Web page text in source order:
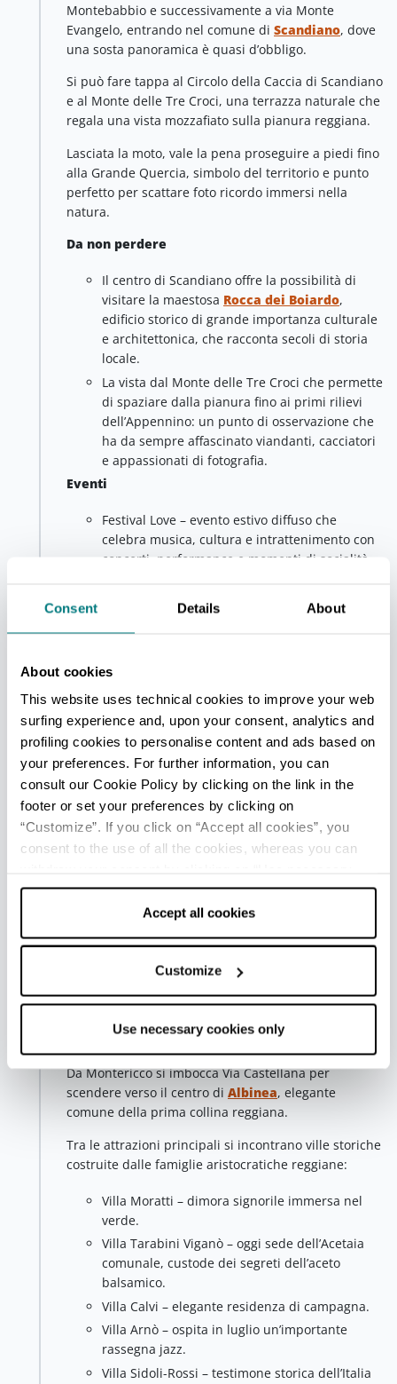
Consent Details About
About cookies
This website uses technical cookies to improve your web
surfing experience and, upon your consent, analytics and
profiling cookies to personalise content and ads based on
your preferences. For further information, you can
consult our Cookie Policy by clicking on the link in the
footer or set your preferences by clicking on
“Customize”. If you click on “Accept all cookies”, you
consent to the use of all the cookies, whereas you can
cookies only” and only the technical cookies for the
correct functioning of the website will be used.
Accept all cookies
Customize
Use necessary cookies only
Montebabbio e successivamente a via Monte
Evangelo, entrando nel comune di Scandiano, dove
una sosta panoramica è quasi d’obbligo.
Si può fare tappa al Circolo della Caccia di Scandiano
e al Monte delle Tre Croci, una terrazza naturale che
regala una vista mozzafiato sulla pianura reggiana.
Lasciata la moto, vale la pena proseguire a piedi fino
alla Grande Quercia, simbolo del territorio e punto
perfetto per scattare foto ricordo immersi nella
natura.
Da non perdere
Il centro di Scandiano offre la possibilità di
visitare la maestosa Rocca dei Boiardo,
edificio storico di grande importanza culturale
e architettonica, che racconta secoli di storia
locale.
La vista dal Monte delle Tre Croci che permette
di spaziare dalla pianura fino ai primi rilievi
dell’Appennino: un punto di osservazione che
ha da sempre affascinato viandanti, cacciatori
e appassionati di fotografia.
Eventi
Festival Love – evento estivo diffuso che
celebra musica, cultura e intrattenimento con
concerti, performance e momenti di socialità
Scandiano dei Fiori – manifestazione
tradizionale di marzo con stand gastronomici,
prodotti locali, attrazioni e spettacoli per tutta
la famiglia.
Info utili
Durante la discesa verso il centro di Scandiano
prestare attenzione, soprattutto nei tornanti della
frazione di Ventoso: la strada offre curve
panoramiche, ma richiede guida attenta per godersi
Quinta tappa - Albinea
Superato l’abitato di Borzano, si svolta su Via
dell’Uliveto e si raggiunge la frazione di Montericco,
dove si aprono scorci suggestivi tra lavandeti
profumati, antiche acetaie e la caratteristica chiesa,
prima in Italia dedicata alla Madonna di Lourdes.
Da Montericco si imbocca Via Castellana per
scendere verso il centro di Albinea, elegante
comune della prima collina reggiana.
Tra le attrazioni principali si incontrano ville storiche
costruite dalle famiglie aristocratiche reggiane:
Villa Moratti – dimora signorile immersa nel
verde.
Villa Tarabini Viganò – oggi sede dell’Acetaia
comunale, custode dei segreti dell’aceto
balsamico.
Villa Calvi – elegante residenza di campagna.
Villa Arnò – ospita in luglio un’importante
rassegna jazz.
Villa Sidoli-Rossi – testimone storica dell’Italia